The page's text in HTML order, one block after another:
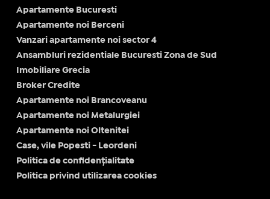
Apartamente Bucuresti
Apartamente noi Berceni
Vanzari apartamente noi sector 4
Ansambluri rezidentiale Bucuresti Zona de Sud
Imobiliare Grecia
Broker Credite
Apartamente noi Brancoveanu
Apartamente noi Metalurgiei
Apartamente noi Oltenitei
Case, vile Popesti - Leordeni
Politica de confidențialitate
Politica privind utilizarea cookies